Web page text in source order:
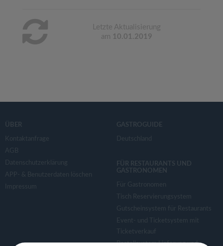
Letzte Aktualisierung
am 10.01.2019
ÜBER
Kontaktanfrage
AGB
Datenschutzerklärung
APP- & Benutzerdaten löschen
Impressum
GASTROGUIDE
Deutschland
FÜR RESTAURANTS UND
GASTRONOMEN
Für Gastronomen
Tisch Reservierungsystem
Gutscheinsystem für Restaurants
Event- und Ticketsystem mit
Ticketverkauf
Bestellsystem Lieferung und